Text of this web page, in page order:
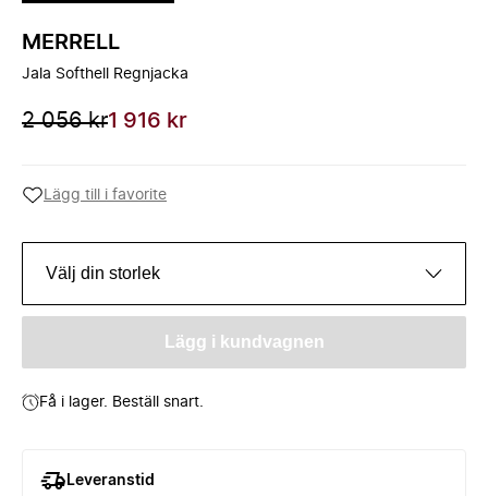
MERRELL
Jala Softhell Regnjacka
2 056 kr1 916 kr
Lägg till i favorite
Välj din storlek
Lägg i kundvagnen
Få i lager. Beställ snart.
Leveranstid